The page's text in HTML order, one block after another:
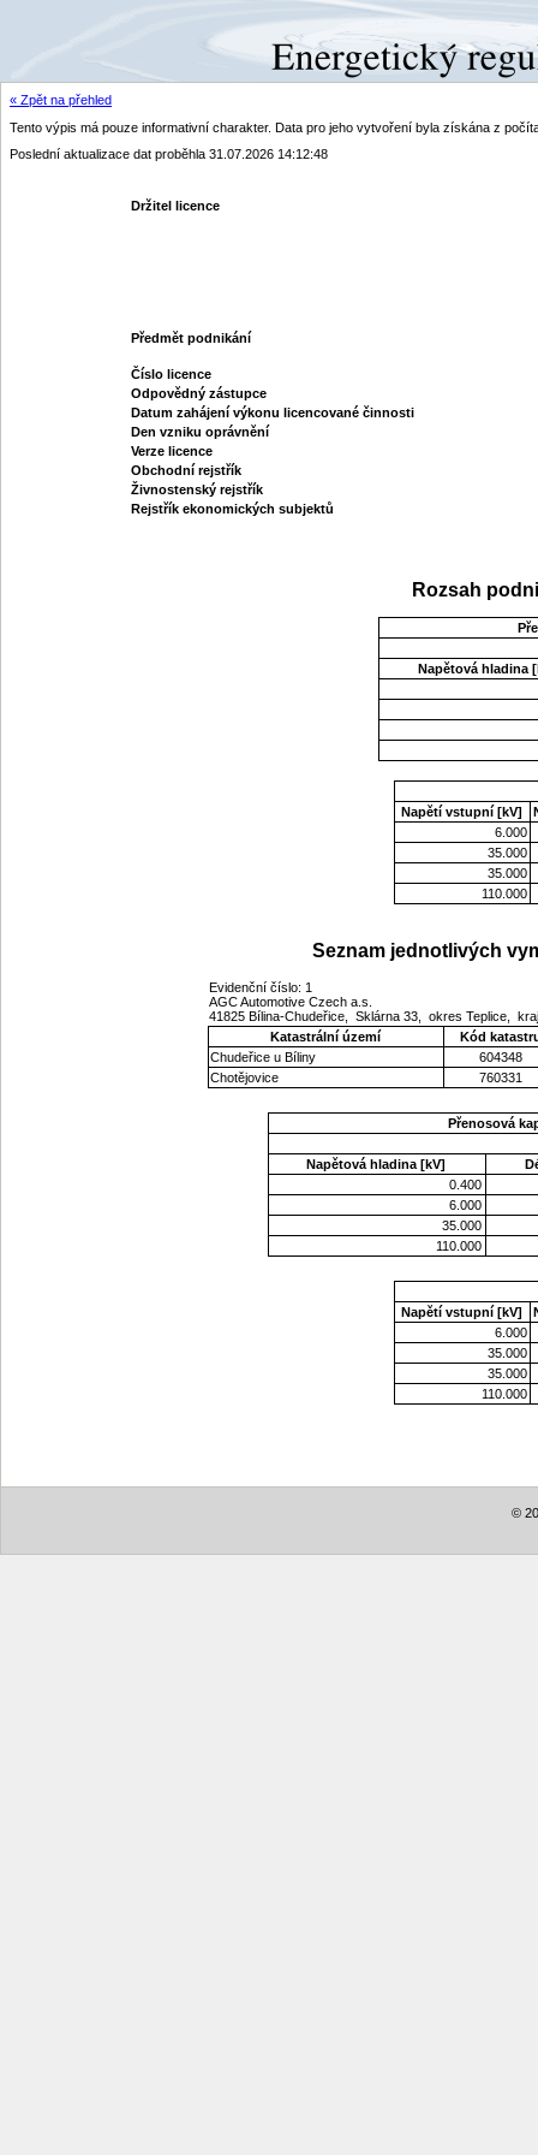
« Zpět na přehled
Tento výpis má pouze informativní charakter. Data pro jeho vytvoření byla získána z
Poslední aktualizace dat proběhla 31.07.2026 14:12:48
Držitel licence
Předmět podnikání
Číslo licence
Odpovědný zástupce
Datum zahájení výkonu licencované činnosti
Den vzniku oprávnění
Verze licence
Obchodní rejstřík
Živnostenský rejstřík
Rejstřík ekonomických subjektů
Rozsah
Napětová hladina
Napětí vstupní [kV]
6.000
35.000
35.000
110.000
Seznam jednotlivých
Evidenční číslo: 1
AGC Automotive Czech a.s.
41825 Bílina-Chudeřice, Sklárna 33, okres Teplice,
Katastrální území
Kód
Chudeřice u Bíliny
604348
Chotějovice
760331
Přenosová
Napětová hladina [kV]
0.400
6.000
35.000
110.000
Napětí vstupní [kV]
6.000
35.000
35.000
110.000
©